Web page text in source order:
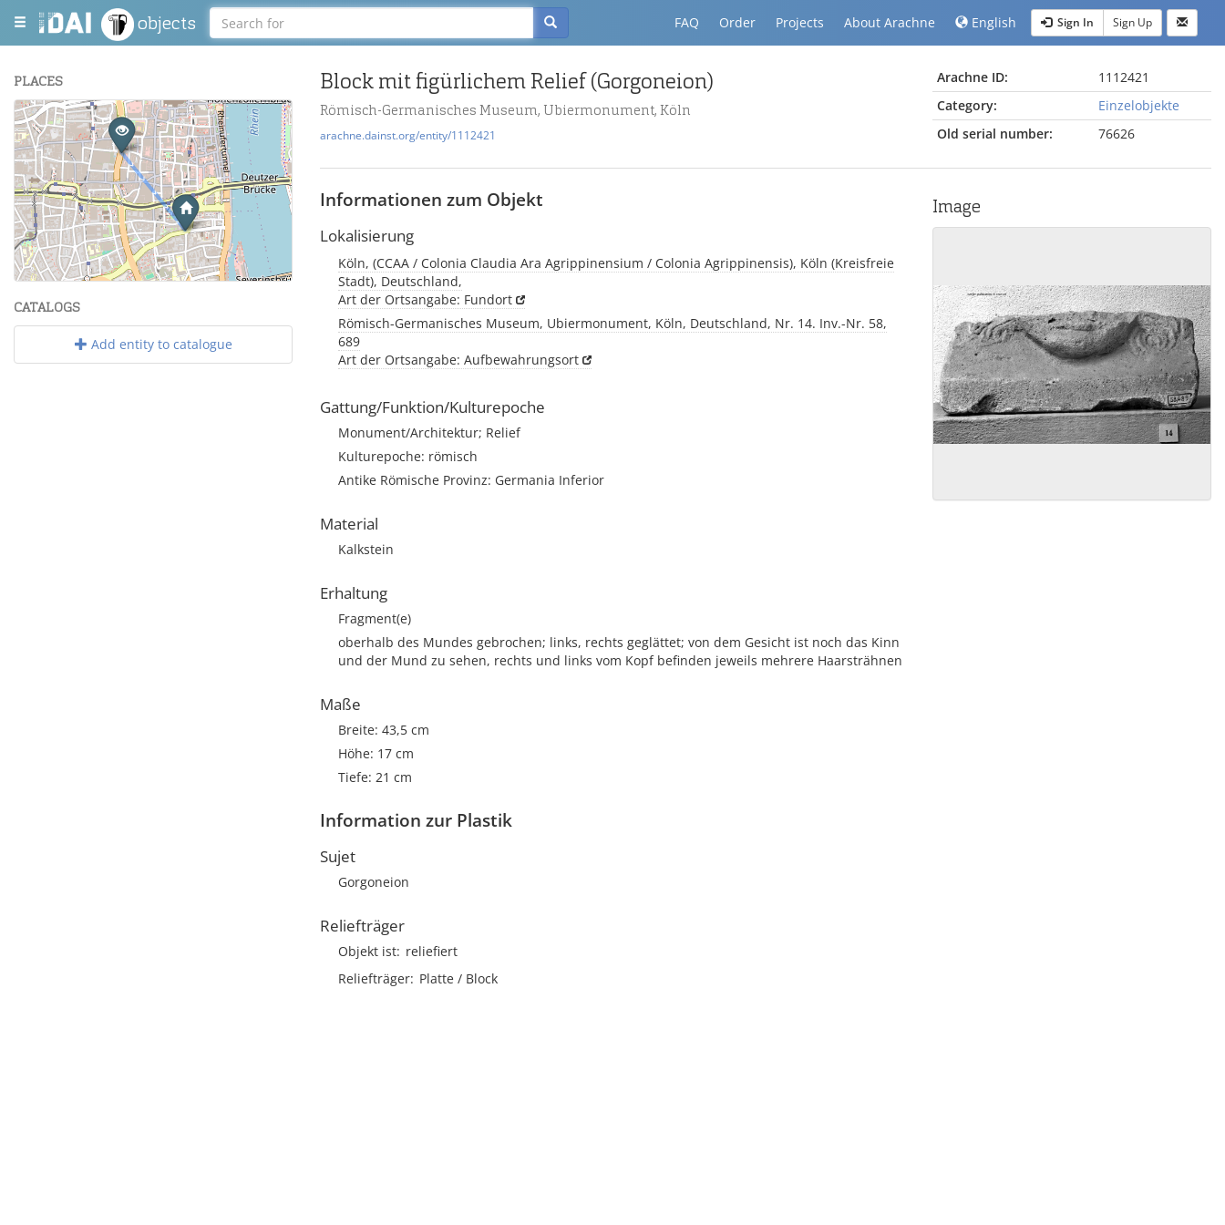
objects FAQ Order Projects About Arachne English Sign In Sign Up
PLACES
+
−
Leaflet| Maps and Data ©OpenStreetMap.
CATALOGS
Add entity to catalogue
Block mit figürlichem Relief (Gorgoneion)
Römisch-Germanisches Museum, Ubiermonument, Köln
arachne.dainst.org/entity/1112421
Arachne ID:
1112421
Category:
Einzelobjekte
Old serial number:
76626
Informationen zum Objekt
Lokalisierung
Köln, (CCAA / Colonia Claudia Ara Agrippinensium / Colonia Agrippinensis), Köln (Kreisfreie
Stadt), Deutschland,
Art der Ortsangabe: Fundort
Römisch-Germanisches Museum, Ubiermonument, Köln, Deutschland, Nr. 14. Inv.-Nr. 58,
689
Art der Ortsangabe: Aufbewahrungsort
Gattung/Funktion/Kulturepoche
Monument/Architektur; Relief
Kulturepoche: römisch
Antike Römische Provinz: Germania Inferior
Material
Kalkstein
Erhaltung
Fragment(e)
oberhalb des Mundes gebrochen; links, rechts geglättet; von dem Gesicht ist noch das Kinn
und der Mund zu sehen, rechts und links vom Kopf befinden jeweils mehrere Haarsträhnen
Maße
Breite: 43,5 cm
Höhe: 17 cm
Tiefe: 21 cm
Information zur Plastik
Sujet
Gorgoneion
Reliefträger
Objekt ist reliefiert
Reliefträger Platte / Block
Image